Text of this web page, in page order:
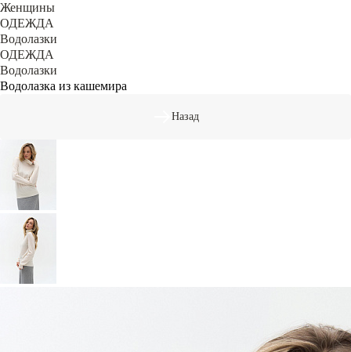
Женщины
ОДЕЖДА
Водолазки
ОДЕЖДА
Водолазки
Водолазка из кашемира
Назад